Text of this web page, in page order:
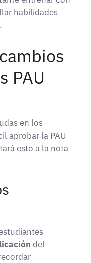
habilidades
PAU
en los
aprobar la PAU
esto a la nota
del